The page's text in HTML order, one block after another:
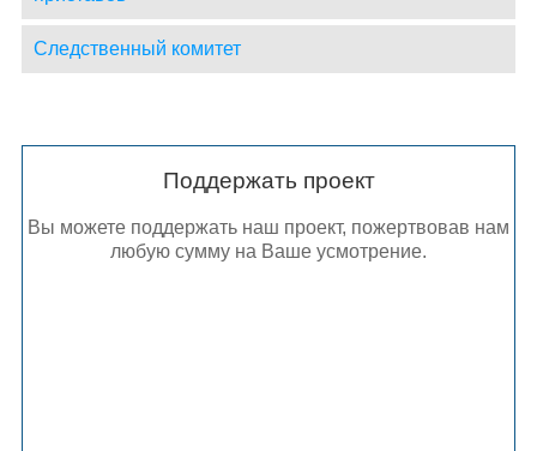
Следственный комитет
Поддержать проект
Вы можете поддержать наш проект, пожертвовав нам
любую сумму на Ваше усмотрение.